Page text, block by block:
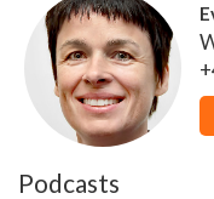
Podcasts